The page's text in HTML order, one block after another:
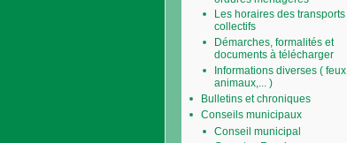
Les horaires des transports
collectifs
Démarches, formalités et
documents à télécharger
Informations diverses ( feux,
animaux,... )
Bulletins et chroniques
Conseils municipaux
Conseil municipal